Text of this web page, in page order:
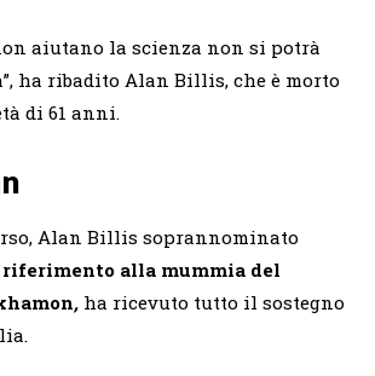
aiutano la scienza non si potrà
ha ribadito Alan Billis, che è morto
di 61 anni.
Alan Billis soprannominato
alla mummia del
, ha ricevuto tutto il sostegno